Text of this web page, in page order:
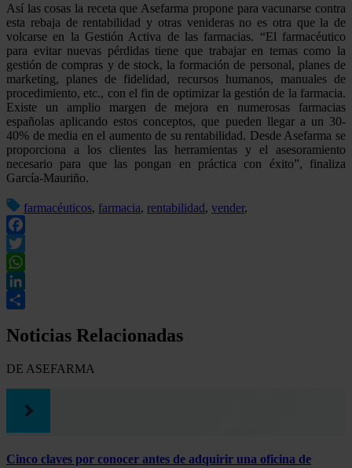
Así las cosas la receta que Asefarma propone para vacunarse contra
esta rebaja de rentabilidad y otras venideras no es otra que la de
volcarse en la Gestión Activa de las farmacias. “El farmacéutico
para evitar nuevas pérdidas tiene que trabajar en temas como la
gestión de compras y de stock, la formación de personal, planes de
marketing, planes de fidelidad, recursos humanos, manuales de
procedimiento, etc., con el fin de optimizar la gestión de la farmacia.
Existe un amplio margen de mejora en numerosas farmacias
españolas aplicando estos conceptos, que pueden llegar a un 30-
40% de media en el aumento de su rentabilidad. Desde Asefarma se
proporciona a los clientes las herramientas y el asesoramiento
necesario para que las pongan en práctica con éxito”, finaliza
García-Mauriño.
farmacéuticos, farmacia, rentabilidad, vender,
Facebook
Twitter
WhatsApp
LinkedIn
Noticias Relacionadas
DE ASEFARMA
Cinco claves por conocer antes de adquirir una oficina de